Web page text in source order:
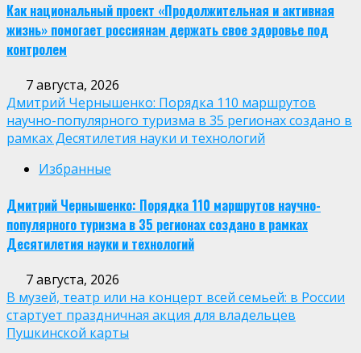
Как национальный проект «Продолжительная и активная
жизнь» помогает россиянам держать свое здоровье под
контролем
7 августа, 2026
Дмитрий Чернышенко: Порядка 110 маршрутов
научно-популярного туризма в 35 регионах создано в
рамках Десятилетия науки и технологий
Избранные
Дмитрий Чернышенко: Порядка 110 маршрутов научно-
популярного туризма в 35 регионах создано в рамках
Десятилетия науки и технологий
7 августа, 2026
В музей, театр или на концерт всей семьей: в России
стартует праздничная акция для владельцев
Пушкинской карты